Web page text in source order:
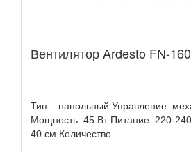
Вентилятор Ardesto FN-
Тип – напольный Управление:
Мощность: 45 Вт Питание: 220-
40 см Количество…